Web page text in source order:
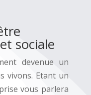
sociale
devenue un
vivons. Etant un
vous parlera